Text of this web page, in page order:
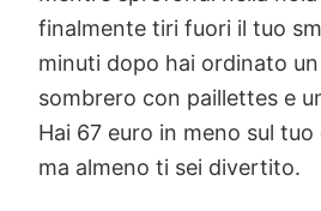
finalmente tiri fuori il tuo
minuti dopo hai ordinato
sombrero con paillettes e
Hai 67 euro in meno sul
ma almeno ti sei divertito.